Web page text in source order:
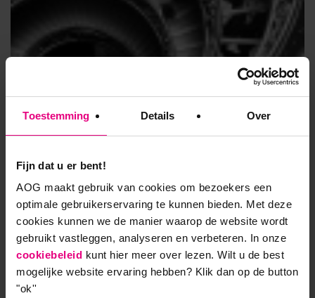
Toestemming Details Over
Fijn dat u er bent!
AOG maakt gebruik van cookies om bezoekers een
optimale gebruikerservaring te kunnen bieden. Met deze
cookies kunnen we de manier waarop de website wordt
gebruikt vastleggen, analyseren en verbeteren. In onze
cookiebeleid kunt hier meer over lezen. Wilt u de best
mogelijke website ervaring hebben? Klik dan op de button
"ok''
Scenariodenken als instrument
voor onzekere toekomst
Nieuws
‘Mensen zijn van nature scenariodenkers. Wij
zijn voortdurend bezig ons beelden van